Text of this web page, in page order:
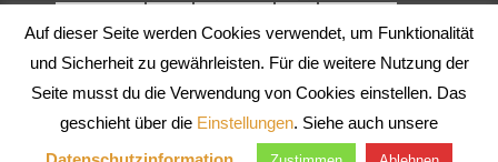
Auf dieser Seite werden Cookies verwendet, um Funktionalität
und Sicherheit zu gewährleisten. Für die weitere Nutzung der
Seite musst du die Verwendung von Cookies einstellen. Das
geschieht über die Einstellungen. Siehe auch unsere